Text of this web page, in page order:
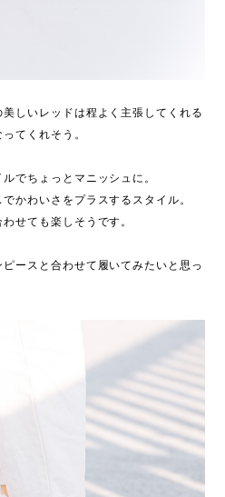
しいレッドは程よく主張してくれる
てくれそう。
でちょっとマニッシュに。
かわいさをプラスするスタイル。
せても楽しそうです。
ースと合わせて履いてみたいと思っ